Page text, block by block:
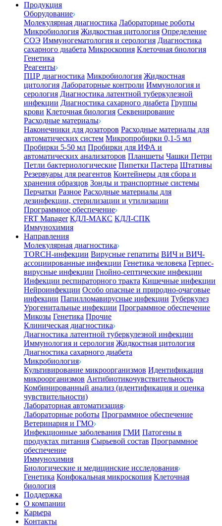
Продукция
Оборудование
Молекулярная диагностика Лабораторные роботы
Микробиология Жидкостная цитология Определение
СОЭ Иммуногематология и серология Диагностика
сахарного диабета Микроскопия Клеточная биология
Генетика
Реагенты
ПЦР диагностика Микробиология Жидкостная
цитология Лабораторные контроли Иммунология и
серология Диагностика латентной туберкулезной
инфекции Диагностика сахарного диабета Группы
крови Клеточная биология Секвенирование
Расходные материалы
Наконечники для дозаторов Расходные материалы для
автоматических систем Микропробирки 0,1-5 мл
Пробирки 5-50 мл Пробирки для ИФА и
автоматических анализаторов Планшеты Чашки Петри
Петли бактериологические Пипетки Пастера Штативы
Резервуары для реагентов Контейнеры для сбора и
хранения образцов Зонды и транспортные системы
Перчатки Разное Расходные материалы для
дезинфекции, стерилизации и утилизации
Программное обеспечение
FRT Manager КДЛ-МАКС КДЛ-СПК
Иммунохимия
Направления
Молекулярная диагностика
TORCH-инфекции Вирусные гепатиты ВИЧ и ВИЧ-
ассоциированные инфекции Генетика человека Герпес-
вирусные инфекции Гнойно-септические инфекции
Инфекции респираторного тракта Кишечные инфекции
Нейроинфекции Особо опасные и природно-очаговые
инфекции Папилломавирусные инфекции Туберкулез
Урогенитальные инфекции Программное обеспечение
Микозы Генетика Прочие
Клиническая диагностика
Диагностика латентной туберкулезной инфекции
Иммунология и серология Жидкостная цитология
Диагностика сахарного диабета
Микробиология
Культивирование микроорганизмов Идентификация
микроорганизмов Антибиотикочувствительность
Комбинированный анализ (идентификация и оценка
чувствительности)
Лабораторная автоматизация
Лабораторные роботы Программное обеспечение
Ветеринария и ГМО
Инфекционные заболевания ГМИ Патогены в
продуктах питания Сырьевой состав Программное
обеспечение
Иммунохимия
Биологические и медицинские исследования
Генетика Конфокальная микроскопия Клеточная
биология
Поддержка
О компании
Карьера
Контакты